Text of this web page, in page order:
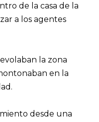
de la casa de la
a los agentes
la zona
en la
desde una